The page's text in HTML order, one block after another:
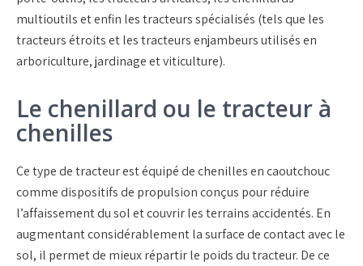
multioutils et enfin les tracteurs spécialisés (tels que les
tracteurs étroits et les tracteurs enjambeurs utilisés en
arboriculture, jardinage et viticulture).
Le chenillard ou le tracteur à
chenilles
Ce type de tracteur est équipé de chenilles en caoutchouc
comme dispositifs de propulsion conçus pour réduire
l’affaissement du sol et couvrir les terrains accidentés. En
augmentant considérablement la surface de contact avec le
sol, il permet de mieux répartir le poids du tracteur. De ce